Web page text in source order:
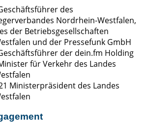
des
Nordrhein-Westfalen,
der Betriebsgesellschaften
und der Pressefunk GmbH
der dein.fm Holding
für Verkehr des Landes
Ministerpräsident des Landes